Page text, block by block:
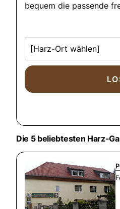
bequem die passende
Die 5 beliebtesten Harz-